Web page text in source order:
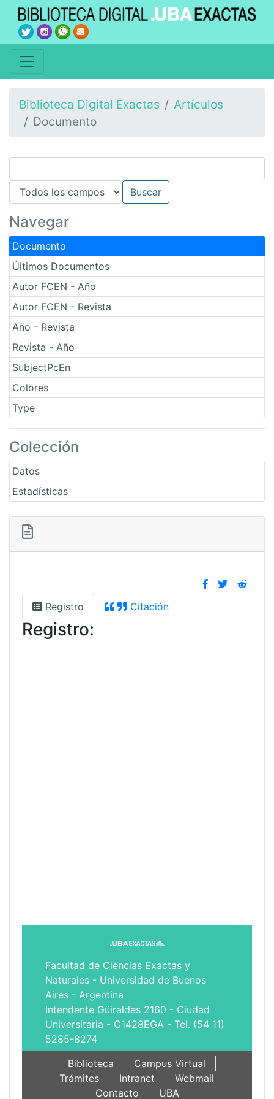
Biblioteca Digital Exactas
Artículos
Documento
Navegar
Documento
Últimos Documentos
Autor FCEN - Año
Autor FCEN - Revista
Año - Revista
Revista - Año
SubjectPcEn
Colores
Type
Colección
Datos
Estadísticas
Registro Citación
Registro:
Facultad de Ciencias Exactas y
Naturales - Universidad de Buenos
Aires - Argentina
Intendente Güiraldes 2160 - Ciudad
Universitaria - C1428EGA - Tel. (54 11)
5285-8274
Biblioteca
Campus Virtual
Trámites
Intranet
Webmail
Contacto
UBA